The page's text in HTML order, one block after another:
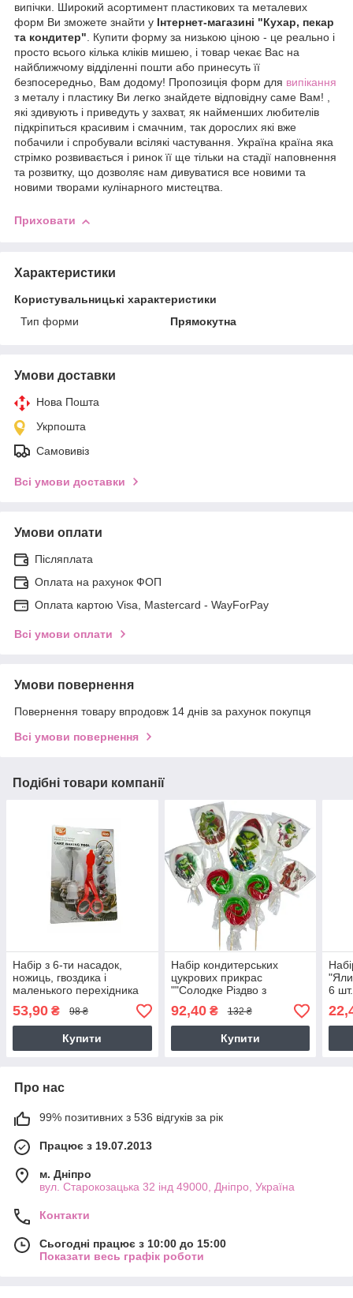
випічки. Широкий асортимент пластикових та металевих
форм Ви зможете знайти у Інтернет-магазині "Кухар, пекар
та кондитер". Купити форму за низькою ціною - це реально і
просто всього кілька кліків мишею, і товар чекає Вас на
найближчому відділенні пошти або принесуть її
безпосередньо, Вам додому! Пропозиція форм для випікання
з металу і пластику Ви легко знайдете відповідну саме Вам! ,
які здивують і приведуть у захват, як найменших любителів
підкріпиться красивим і смачним, так дорослих які вже
побачили і спробували всілякі частування. Україна країна яка
стрімко розвивається і ринок її ще тільки на стадії наповнення
та розвитку, що дозволяє нам дивуватися все новими та
новими творами кулінарного мистецтва.
Приховати
Характеристики
Користувальницькі характеристики
Тип форми
Прямокутна
Умови доставки
Нова Пошта
Укрпошта
Самовивіз
Всі умови доставки
Умови оплати
Післяплата
Оплата на рахунок ФОП
Оплата картою Visa, Mastercard - WayForPay
Всі умови оплати
Умови повернення
Повернення товару впродовж 14 днів за рахунок покупця
Всі умови повернення
Подібні товари компанії
Набір з 6-ти насадок,
ножиць, гвоздика і
маленького перехідника
53,90 ₴ 98 ₴
Купити
Набір кондитерських
цукрових прикрас
""Солодке Різдво з
Грінчем""
92,40₴ 132 ₴
Купити
6 шт.
Про нас
99% позитивних з 536 відгуків за рік
Працює з 19.07.2013
м. Дніпро
вул. Старокозацька 32 інд 49000, Дніпро, Україна
Контакти
Сьогодні працює з 10:00 до 15:00
Показати весь графік роботи